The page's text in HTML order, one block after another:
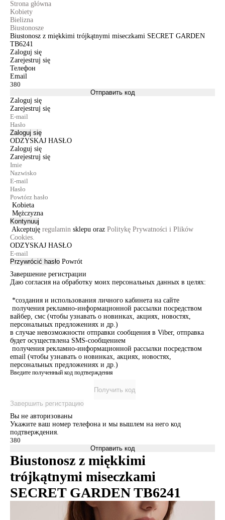
Strona główna
Kobiety
Bielizna
Biustonosze
Biustonosz z miękkimi trójkątnymi miseczkami SECRET GARDEN
TB6241
Zaloguj się
Zarejestruj się
Телефон
Email
Отправить код
Zaloguj się
Zarejestruj się
Zaloguj się
ODZYSKAJ HASŁO
Zaloguj się
Zarejestruj się
Kobieta
Mężczyzna
Kontynuuj
Akceptuję regulamin sklepu oraz Politykę Prywatności i Plików
Cookies.
ODZYSKAJ HASŁO
Przywrócić hasło Powrót
Завершение регистрации
Даю согласия на обработку моих персональных данных в целях:
*создания и использования личного кабинета на сайте
получения рекламно-информационной рассылки посредством
вайбер, смс (чтобы узнавать о новинках, акциях, новостях,
персональных предложениях и др.)
в случае невозможности отправки сообщения в Viber, отправка
будет осуществлена SMS-сообщением
получения рекламно-информационной рассылки посредством
email (чтобы узнавать о новинках, акциях, новостях,
персональных предложениях и др.)
Введите полученный код подтверждения
Получить код
Завершить регистрацию
Вы не авторизованы
Укажите ваш номер телефона и мы вышлем на него код
подтверждения.
Отправить код
Biustonosz z miękkimi
trójkątnymi miseczkami
SECRET GARDEN TB6241